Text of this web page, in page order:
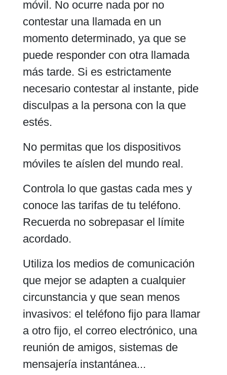
móvil. No ocurre nada por no
contestar una llamada en un
momento determinado, ya que se
puede responder con otra llamada
más tarde. Si es estrictamente
necesario contestar al instante, pide
disculpas a la persona con la que
estés.
No permitas que los dispositivos
móviles te aíslen del mundo real.
Controla lo que gastas cada mes y
conoce las tarifas de tu teléfono.
Recuerda no sobrepasar el límite
acordado.
Utiliza los medios de comunicación
que mejor se adapten a cualquier
circunstancia y que sean menos
invasivos: el teléfono fijo para llamar
a otro fijo, el correo electrónico, una
reunión de amigos, sistemas de
mensajería instantánea...